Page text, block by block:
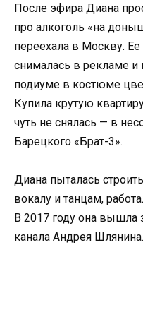
После эфира Диана
про алкоголь «на
переехала в Москву.
снималась в рекламе и
подиуме в костюме
Купила крутую
чуть не снялась — в
Барецкого «Брат-3».
Диана пыталась
вокалу и танцам,
В 2017 году она вышла
канала Андрея Шлянина.